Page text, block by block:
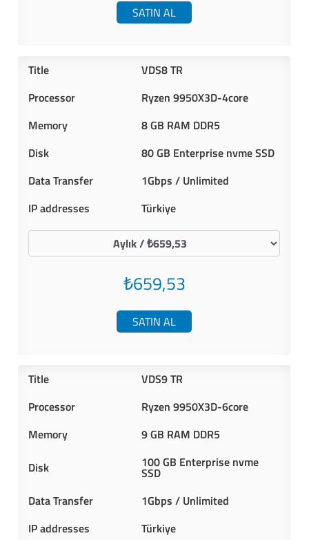
SATIN AL
VDS8 TR
Ryzen 9950X3D-4core
8 GB RAM DDR5
80 GB Enterprise nvme SSD
1Gbps / Unlimited
Türkiye
₺659,53
SATIN AL
VDS9 TR
Ryzen 9950X3D-6core
9 GB RAM DDR5
100 GB Enterprise nvme
SSD
1Gbps / Unlimited
Türkiye